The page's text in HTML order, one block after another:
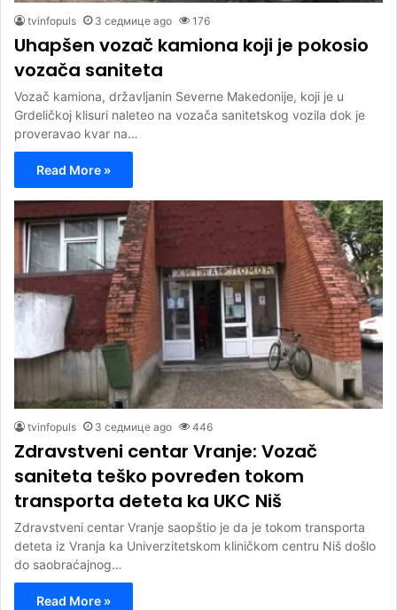
tvinfopuls 3 седмице ago 176
Uhapšen vozač kamiona koji je pokosio
vozača saniteta
Vozač kamiona, državljanin Severne Makedonije, koji je u
Grdeličkoj klisuri naleteo na vozača sanitetskog vozila dok je
proveravao kvar na…
Read More »
tvinfopuls 3 седмице ago 446
Zdravstveni centar Vranje: Vozač
saniteta teško povređen tokom
transporta deteta ka UKC Niš
Zdravstveni centar Vranje saopštio je da je tokom transporta
deteta iz Vranja ka Univerzitetskom kliničkom centru Niš došlo
do saobraćajnog…
Read More »